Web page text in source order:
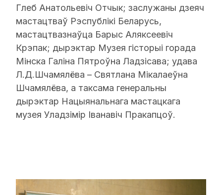
Глеб Анатольевіч Отчык; заслужаны дзеяч
мастацтваў Рэспублікі Беларусь,
мастацтвазнаўца Барыс Аляксеевіч
Крэпак; дырэктар Музея гісторыі горада
Мінска Галіна Пятроўна Ладзісава; удава
Л.Д.Шчамялёва – Святлана Мікалаеўна
Шчамялёва, а таксама генеральны
дырэктар Нацыянальнага мастацкага
музея Уладзімір Іванавіч Пракапцоў.